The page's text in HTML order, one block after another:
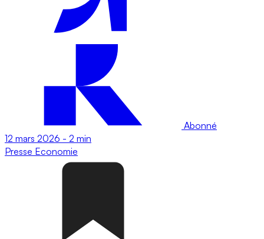
Abonné
12 mars 2026 - 2 min
Presse Economie